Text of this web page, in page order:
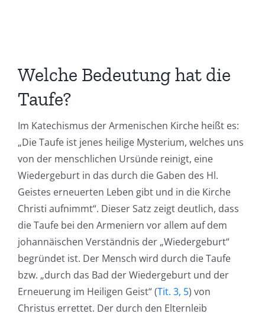
Welche Bedeutung hat die
Taufe?
Im Katechismus der Armenischen Kirche heißt es:
„Die Taufe ist jenes heilige Mysterium, welches uns
von der menschlichen Ursünde reinigt, eine
Wiedergeburt in das durch die Gaben des Hl.
Geistes erneuerten Leben gibt und in die Kirche
Christi aufnimmt“. Dieser Satz zeigt deutlich, dass
die Taufe bei den Armeniern vor allem auf dem
johannäischen Verständnis der „Wiedergeburt“
begründet ist. Der Mensch wird durch die Taufe
bzw. „durch das Bad der Wiedergeburt und der
Erneuerung im Heiligen Geist“ (Tit. 3, 5) von
Christus errettet. Der durch den Elternleib